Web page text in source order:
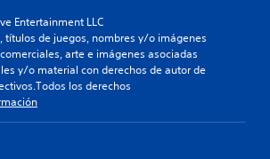
Entertainment LLC
títulos de juegos, nombres y/o imágenes
arte e imágenes asociadas
y/o material con derechos de autor de
los derechos